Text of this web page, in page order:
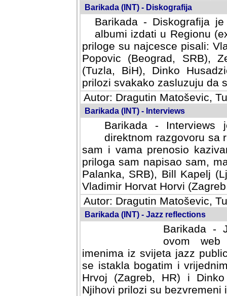
Barikada (INT) - Diskografija
Barikada - Diskografija
albumi izdati u Regionu
priloge su najcesce pisali:
Popovic (Beograd, SRB),
(Tuzla, BiH), Dinko
prilozi svakako zasluzuju da
Autor: Dragutin Matoševic,
Barikada (INT) - Interviews
Barikada -
direktnom razgovoru sa
sam i vama prenosio
priloga sam napisao sam,
Palanka, SRB), Bill Kapelj
Vladimir Horvat Horvi
Autor: Dragutin Matoševic,
Barikada (INT) - Jazz reflections
Barikada -
ovom web
imenima iz svijeta jazz
se istakla bogatim i
Hrvoj (Zagreb, HR) i
Njihovi prilozi su bezvremeni